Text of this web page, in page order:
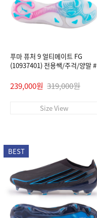
푸마 퓨처 9 얼티메이트 FG
(10937401) 전용쌕/주걱/양말 #
239,000원 319,000원
Size View
BEST